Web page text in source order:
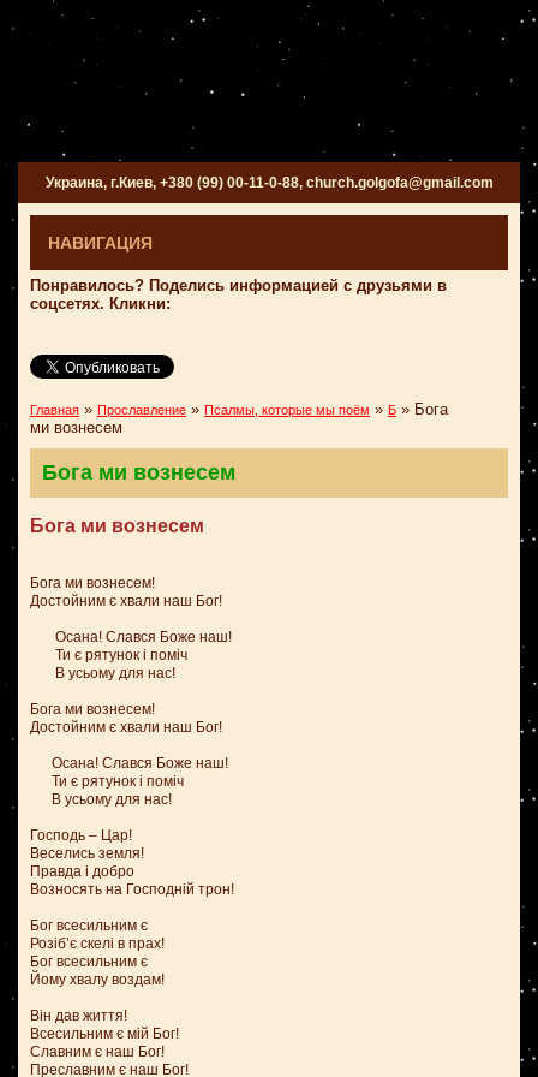
Украина, г.Киев, +380 (99) 00-11-0-88, church.golgofa@gmail.com
НАВИГАЦИЯ
Понравилось? Поделись информацией с друзьями в
соцсетях. Кликни:
Главная » Прославление » Псалмы, которые мы поём » Б » Бога
ми вознесем
Бога ми вознесем
Бога ми вознесем
Бога ми вознесем!
Достойним є хвали наш Бог!
Осана! Слався Боже наш!
Ти є рятунок і поміч
В усьому для нас!
Бога ми вознесем!
Достойним є хвали наш Бог!
Осана! Слався Боже наш!
Ти є рятунок і поміч
В усьому для нас!
Господь – Цар!
Веселись земля!
Правда і добро
Возносять на Господній трон!
Бог всесильним є
Розіб’є скелі в прах!
Бог всесильним є
Йому хвалу воздам!
Він дав життя!
Всесильним є мій Бог!
Славним є наш Бог!
Преславним є наш Бог!